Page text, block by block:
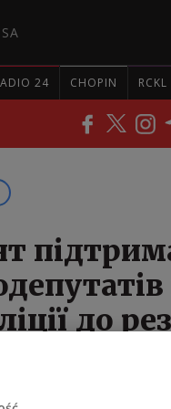
24 CHOPIN RCKL
до